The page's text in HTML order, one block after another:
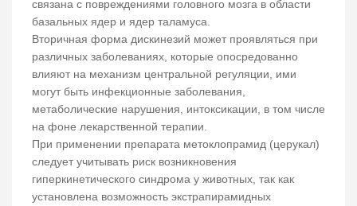
связана с повреждениями головного мозга в области
базальных ядер и ядер таламуса.
Вторичная форма дискинезий может проявляться при
различных заболеваниях, которые опосредованно
влияют на механизм центральной регуляции, ими
могут быть инфекционные заболевания,
метаболические нарушения, интоксикации, в том числе
на фоне лекарственной терапии.
При применении препарата метоклопрамид (церукал)
следует учитывать риск возникновения
гиперкинетического синдрома у животных, так как
установлена возможность экстрапирамидных